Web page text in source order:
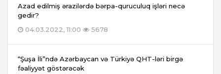
Azad edilmiş ərazilərdə bərpa-quruculuq işləri necə
gedir?
04.03.2022, 11:00
5678
“Şuşa İli”ndə Azərbaycan və Türkiyə QHT-ləri birgə
fəaliyyət göstərəcək